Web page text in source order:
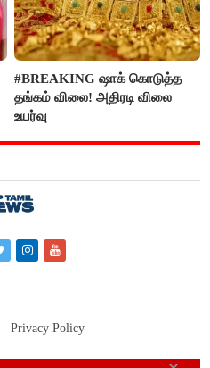
#BREAKING ஷாக் கொடுத்த
தங்கம் விலை! அதிரடி விலை
உயர்வு
Privacy Policy